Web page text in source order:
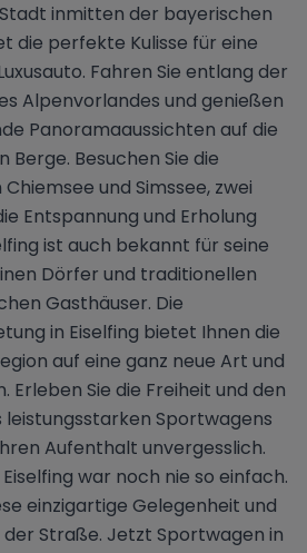
inmitten der bayerischen
die perfekte Kulisse für eine
Fahren Sie entlang der
Alpenvorlandes und genießen
Panoramaaussichten auf die
Berge. Besuchen Sie die
und Simssee, zwei
Entspannung und Erholung
ist auch bekannt für seine
Dörfer und traditionellen
Gasthäuser. Die
in Eiselfing bietet Ihnen die
auf eine ganz neue Art und
Erleben Sie die Freiheit und den
leistungsstarken Sportwagens
Aufenthalt unvergesslich.
war noch nie so einfach.
einzigartige Gelegenheit und
der Straße. Jetzt Sportwagen in